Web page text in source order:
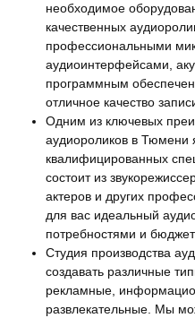
необходимое
качественных
профессиональными
аудиоинтерфейсами,
программным
отличное качество
Одним из ключевых
аудиороликов в Тюмени
квалифицированных
состоит из
актеров и других
для вас идеальный
потребностями и
Студия производства
создавать различные
рекламные,
развлекательные. Мы